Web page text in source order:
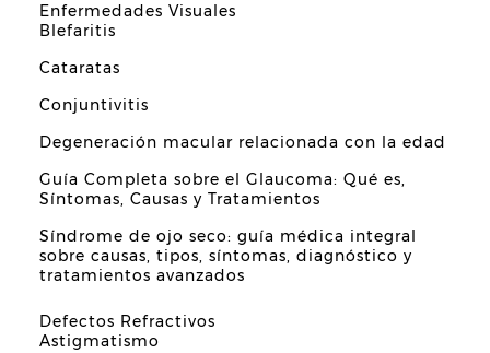
Enfermedades Visuales
Blefaritis
Cataratas
Conjuntivitis
Degeneración macular relacionada con la edad
Guía Completa sobre el Glaucoma: Qué es,
Síntomas, Causas y Tratamientos
Síndrome de ojo seco: guía médica integral
sobre causas, tipos, síntomas, diagnóstico y
tratamientos avanzados
Defectos Refractivos
Astigmatismo